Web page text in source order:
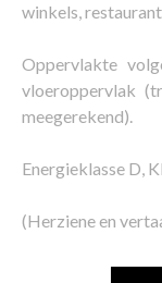
winkels,
Oppervlakte
vloeroppervlak
meegerekend).
Energieklasse D,
(Herziene en